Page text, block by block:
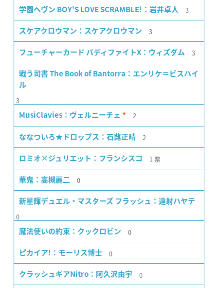
学園ヘヴン BOY'S LOVE SCRAMBLE!：岩井卓人 3
スケアクロウマン：スケアクロウマン 3
フューチャーカード バディファイトX：ウィズダム 3
戦う司書 The Book of Bantorra：エンリケ＝ビスハイ
ル
3
MusiClavies：ヴェルニーチェ * 2
ななついろ★ドロップス：石蕗正晴 2
ロミオ×ジュリエット：フランシスコ 1 票
華鬼：高槻麗二 0
新星輝デュエル・マスターズ フラッシュ：遠射ハヤテ
0
魔法使いの約束：クックロビン 0
ピカイア!：モーリス博士 0
クラッシュギアNitro：阿久沢由宇 0